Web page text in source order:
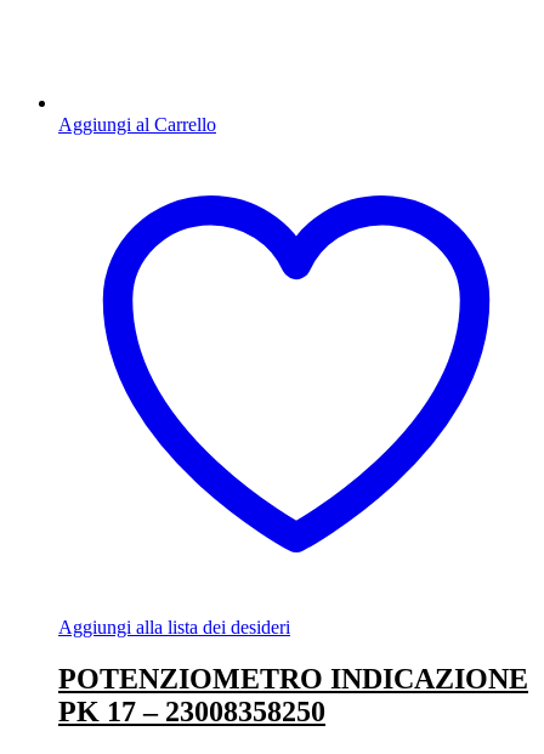
Aggiungi al Carrello
Aggiungi alla lista dei desideri
POTENZIOMETRO INDICAZIONE
PK 17 – 23008358250